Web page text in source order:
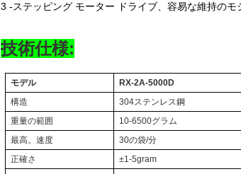
3 -ステッピング モーター ドライブ、容易な維持の
技術仕様:
モデル RX-2A-5000D
構造
304ステンレス鋼
重量の範囲
10-6500グラム
最高。速度
30の袋/分
正確さ
±1-5gram